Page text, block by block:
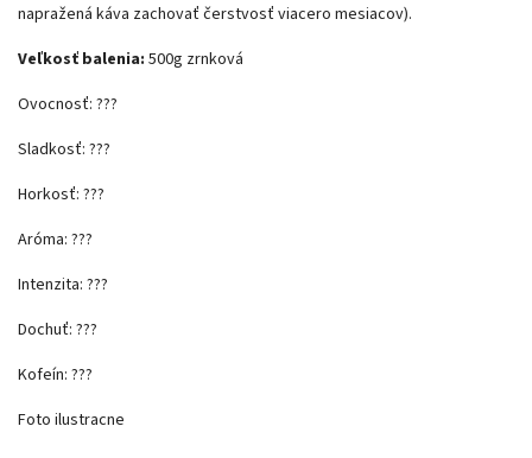
napražená káva zachovať čerstvosť viacero mesiacov).
Veľkosť balenia: 500g zrnková
Ovocnosť: ???
Sladkosť: ???
Horkosť: ???
Aróma: ???
Intenzita: ???
Dochuť: ???
Kofeín: ???
Foto ilustracne